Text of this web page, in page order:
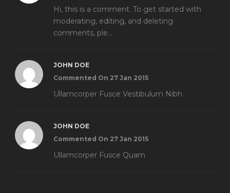
Hi, this is a comment. To get started with
moderating, editing, and deleting
comments, ple...
JOHN DOE
Commented On 27 Jan 2015
Ullamcorper Fusce Vestibulum Nibh
JOHN DOE
Commented On 27 Jan 2015
Ullamcorper Fusce Quam